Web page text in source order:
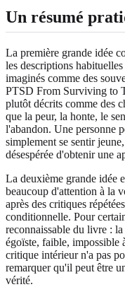
Un résumé
La première grande idée
les descriptions
imaginés comme des
PTSD From Surviving to
plutôt décrits comme des
que la peur, la honte, le
l'abandon. Une personne
simplement se sentir
désespérée d'obtenir une
La deuxième grande idée
beaucoup d'attention à la
après des critiques
conditionnelle. Pour
reconnaissable du livre :
égoïste, faible, impossible
critique intérieur n'a pas
remarquer qu'il peut être
vérité.